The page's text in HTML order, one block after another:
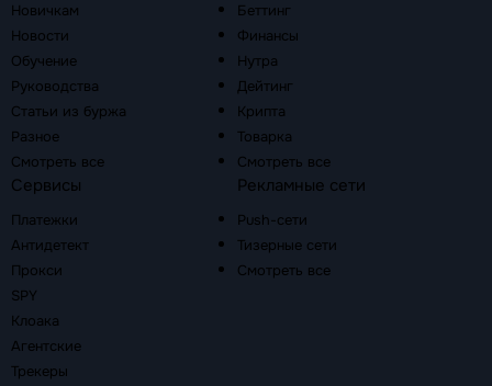
Новичкам
Новости
Обучение
Руководства
Статьи из буржа
Разное
Смотреть все
Беттинг
Финансы
Нутра
Дейтинг
Крипта
Товарка
Смотреть все
Сервисы
Платежки
Антидетект
Прокси
SPY
Клоака
Агентские
Трекеры
Рекламные сети
Push-сети
Тизерные сети
Смотреть все